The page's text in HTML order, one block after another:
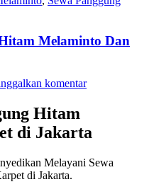
Melaminto Dan
komentar
Hitam
di Jakarta
Melayani Sewa
di Jakarta.